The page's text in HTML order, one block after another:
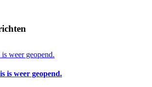
weer geopend.
is weer geopend.